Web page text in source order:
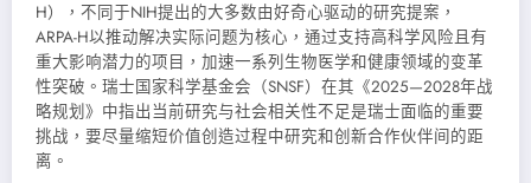
H），不同于NIH提出的大多数由好奇心驱动的研究提案，
ARPA-H以推动解决实际问题为核心，通过支持高科学风险且有
重大影响潜力的项目，加速一系列生物医学和健康领域的变革
性突破。瑞士国家科学基金会（SNSF）在其《2025—2028年战
略规划》中指出当前研究与社会相关性不足是瑞士面临的重要
挑战，要尽量缩短价值创造过程中研究和创新合作伙伴间的距
离。